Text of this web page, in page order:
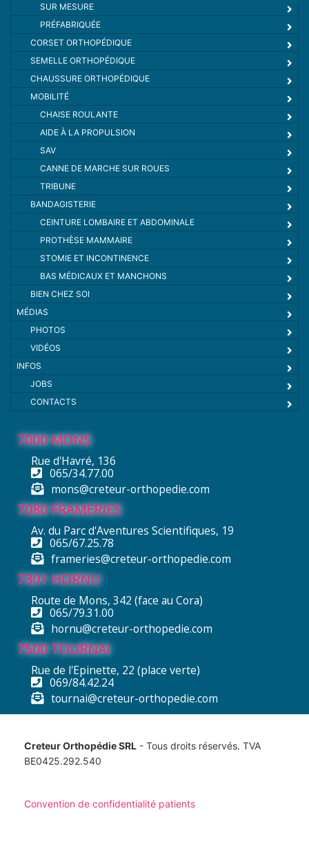
SUR MESURE
PRÉFABRIQUÉE
CORSET ORTHOPÉDIQUE
SEMELLE ORTHOPÉDIQUE
CHAUSSURE ORTHOPÉDIQUE
MOBILITÉ
CHAISE ROULANTE
AIDE À LA PROPULSION
SAV
CANNE DE MARCHE SUR ROUES
TRIBUNE
BANDAGISTERIE
CEINTURE LOMBAIRE ET ABDOMINALE
PROTHÈSE MAMMAIRE
STOMIE ET INCONTINENCE
BAS MÉDICAUX ET MANCHONS
BIEN CHEZ SOI
MÉDIAS
PHOTOS
VIDÉOS
INFOS
JOBS
CONTACTS
7000 MONS
Rue d'Havré, 136
065/34.77.00
mons@creteur-orthopedie.com
7080 FRAMERIES
Av. du Parc d'Aventures Scientifiques, 19
065/67.25.78
frameries@creteur-orthopedie.com
7301 HORNU
Route de Mons, 342 (face au Cora)
065/79.31.00
hornu@creteur-orthopedie.com
7500 TOURNAI
Rue de l'Epinette, 22 (place verte)
069/84.42.24
tournai@creteur-orthopedie.com
Creteur Orthopédie SRL - Tous droits réservés. TVA
BE0425.292.540
Convention de confidentialité patients